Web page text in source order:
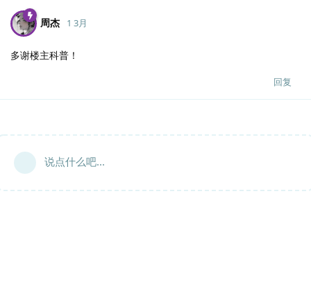
周杰 1 3月
多谢楼主科普！
回复
说点什么吧...